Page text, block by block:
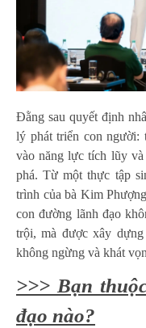
Đằng sau quyết định
lý phát triển con người:
vào năng lực tích lũy
phá. Từ một thực tập
trình của bà Kim
con đường lãnh đạo
trội, mà được xây
không ngừng và khát
>>> Bạn
đạo nào?